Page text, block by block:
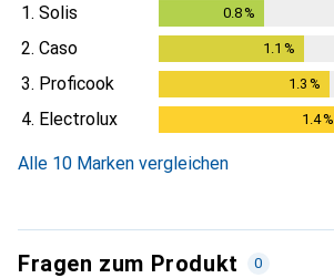
1. Solis 0.8%
2. Caso 1.1 %
3. Proficook 1.3 %
4. Electrolux 1.4%
Alle 10 Marken vergleichen
Fragen zum Produkt 0